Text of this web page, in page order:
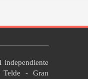
Telde - Gran